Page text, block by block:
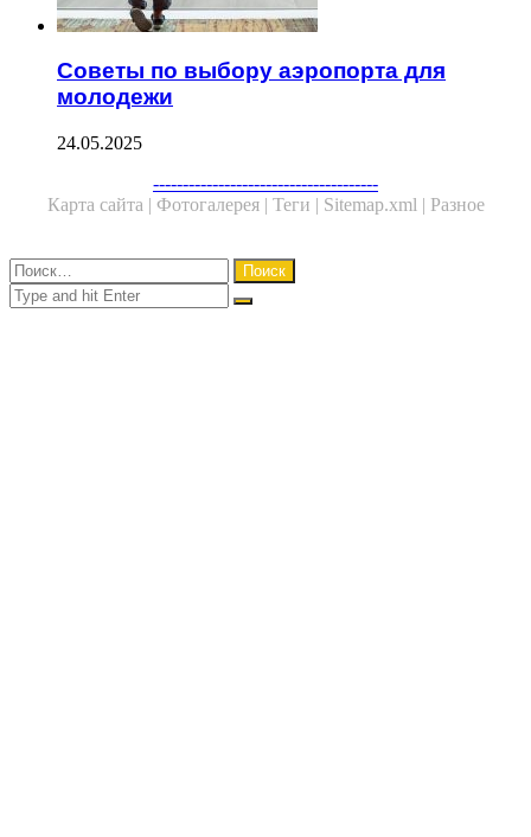
Советы по выбору аэропорта для
молодежи
24.05.2025
--------------------------------------
Карта сайта | Фотогалерея | Теги | Sitemap.xml | Разное
Close
Найти:
Close
Search